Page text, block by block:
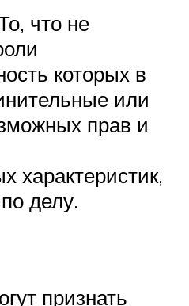
что не
которых в
или
прав и
характеристик,
делу.
признать